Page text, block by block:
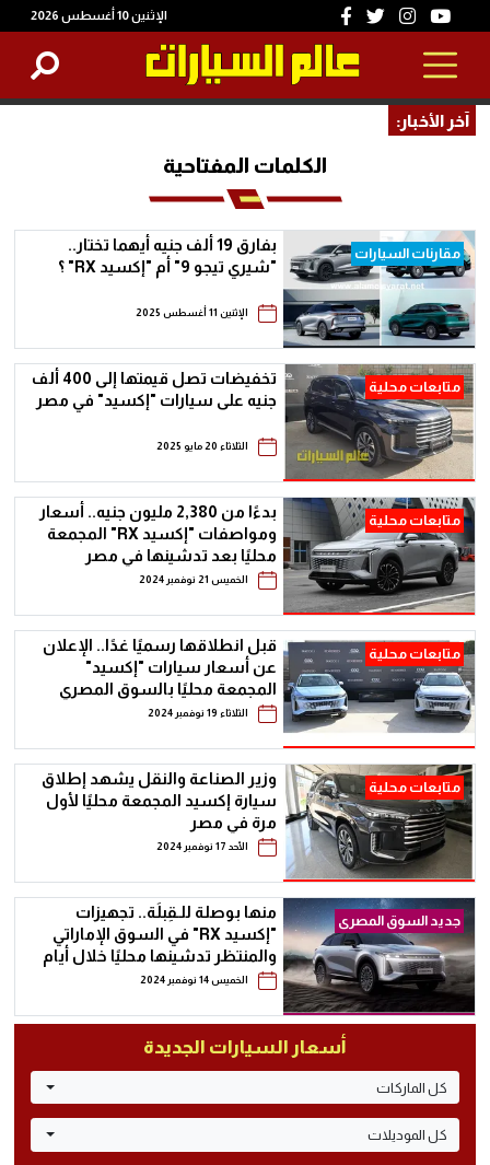
الإثنين 10 أغسطس 2026
آخر الأخبار:
الكلمات المفتاحية
مقارنات السيارات
بفارق 19 ألف جنيه أيهما تختار..
"شيري تيجو 9" أم "إكسيد RX" ؟
الإثنين 11 أغسطس 2025
متابعات محلية
تخفيضات تصل قيمتها إلى 400 ألف
جنيه على سيارات "إكسيد" في مصر
الثلاثاء 20 مايو 2025
متابعات محلية
بدءًا من 2,380 مليون جنيه.. أسعار
ومواصفات "إكسيد RX" المجمعة
محليًا بعد تدشينها في مصر
الخميس 21 نوفمبر 2024
متابعات محلية
قبل انطلاقها رسميًا غدًا.. الإعلان
عن أسعار سيارات "إكسيد"
المجمعة محليًا بالسوق المصري
الثلاثاء 19 نوفمبر 2024
متابعات محلية
وزير الصناعة والنقل يشهد إطلاق
سيارة إكسيد المجمعة محليًا لأول
مرة في مصر
الأحد 17 نوفمبر 2024
جديد السوق المصرى
منها بوصلة للـقِبلَة.. تجهيزات
"إكسيد RX" في السوق الإماراتي
والمنتظر تدشينها محليًا خلال أيام
الخميس 14 نوفمبر 2024
أسعار السيارات الجديدة
كل الماركات
كل الموديلات